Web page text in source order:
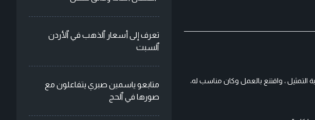
، واقتنع بالعمل وكان مناسب له،
تعرف إلى أسعار ٱلذهب في ٱلأردن
ٱلسبت
متابعو ياسمين صبري يتفاعلون مع
صورها في ٱلحج